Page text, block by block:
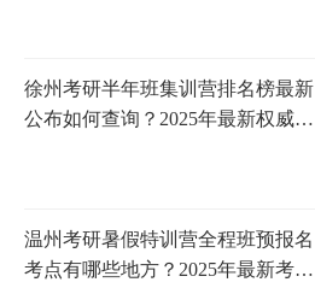
徐州考研半年班集训营排名榜最新
公布如何查询？2025年最新权威榜
温州考研暑假特训营全程班预报名
考点有哪些地方？2025年最新考点